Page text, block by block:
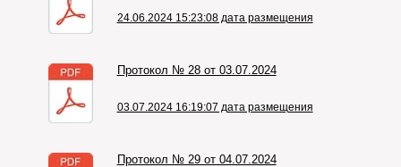
24.06.2024 15:23:08 дата размещения
Протокол № 28 от 03.07.2024
03.07.2024 16:19:07 дата размещения
Протокол № 29 от 04.07.2024